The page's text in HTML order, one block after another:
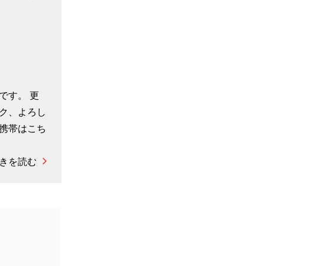
す。 更
、よろし
はこち
を読む